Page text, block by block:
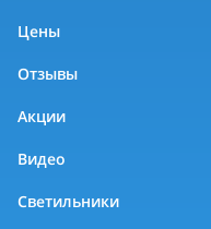
Цены
Отзывы
Акции
Видео
Светильники